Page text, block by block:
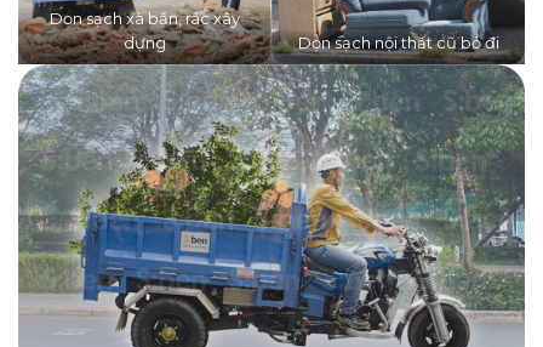
Dọn sạch xà bần, rác xây
dựng
Dọn sạch nội thất cũ bỏ đi